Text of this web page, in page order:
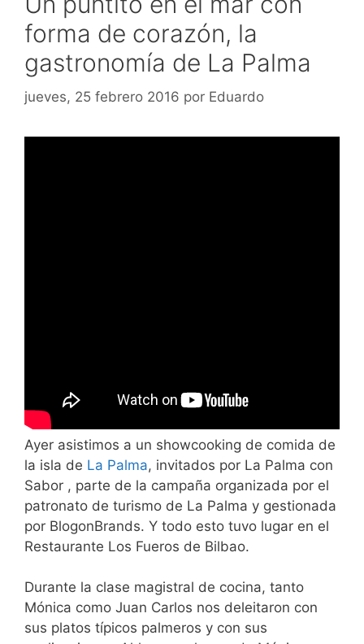
forma de corazón, la
gastronomía de La Palma
jueves, 25 febrero 2016 por Eduardo
Ayer asistimos a un showcooking de comida de
la isla de La Palma, invitados por La Palma con
Sabor , parte de la campaña organizada por el
patronato de turismo de La Palma y gestionada
por BlogonBrands. Y todo esto tuvo lugar en el
Restaurante Los Fueros de Bilbao.
Durante la clase magistral de cocina, tanto
Mónica como Juan Carlos nos deleitaron con
sus platos típicos palmeros y con sus